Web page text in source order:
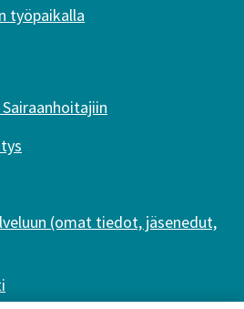
työpaikalla
(omat tiedot, jäsenedut,